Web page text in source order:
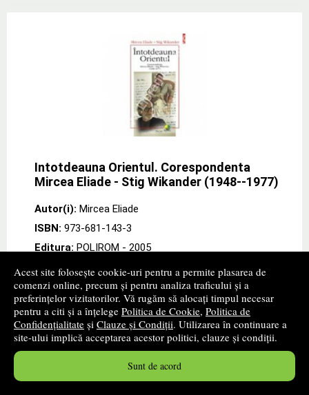
Acest site folosește cookie-uri pentru a permite plasarea de
comenzi online, precum și pentru analiza traficului și a
preferințelor vizitatorilor. Vă rugăm să alocați timpul necesar
pentru a citi și a înțelege Politica de Cookie, Politica de
Confidențialitate și Clauze și Condiții. Utilizarea în continuare a
site-ului implică acceptarea acestor politici, clauze și condiții.
Sunt de acord
Intotdeauna Orientul. Corespondenta
Mircea Eliade - Stig Wikander (1948-­-1977)
Autor(i): Mircea Eliade
ISBN: 973-681-143-3
Editura: POLIROM - 2005
promoție
Descriere: Editie, traducere, studiu introductiv si note
de Mihaela Timus. Prefata de Giovanni Casadio.
Postfata de Frantz Grenet. Un corpus epistolar
deosebit de important pentru biografia
stiintifica» ...mai mult
17 lei